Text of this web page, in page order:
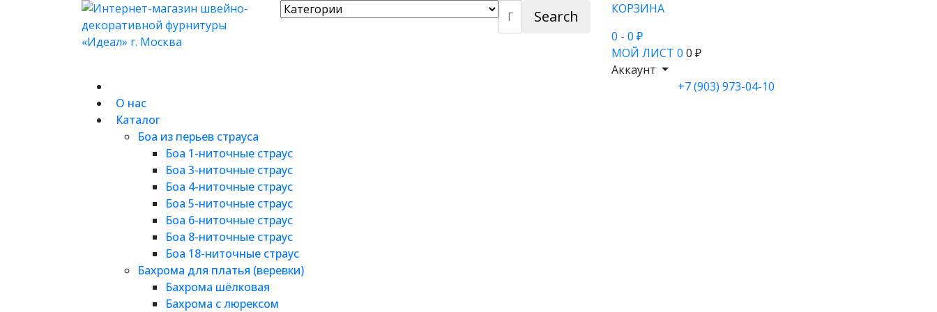
Search
КОРЗИНА
0 - 0 ₽
МОЙ ЛИСТ 0 0 ₽
Аккаунт
О нас
Каталог
Боа из перьев страуса
Боа 1-ниточные страус
Боа 3-ниточные страус
Боа 4-ниточные страус
Боа 5-ниточные страус
Боа 6-ниточные страус
Боа 8-ниточные страус
Боа 18-ниточные страус
Бахрома для платья (веревки)
Бахрома шёлковая
Бахрома с люрексом
+7 (903) 973-04-10